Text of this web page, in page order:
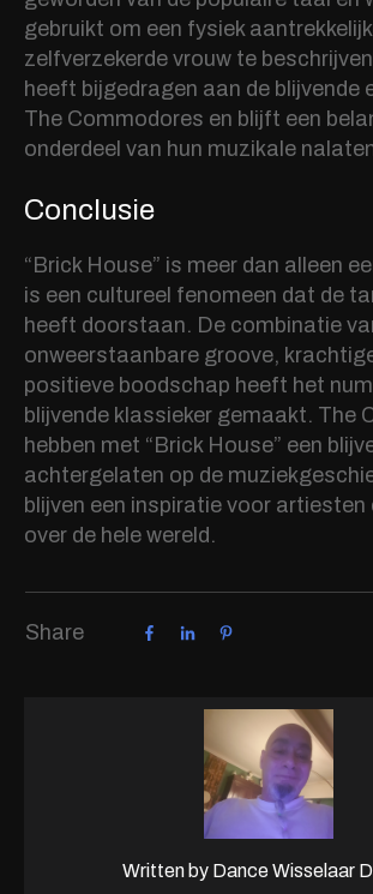
gebruikt om een fysiek
zelfverzekerde vrouw te
heeft bijgedragen aan de blijvende
The Commodores en blijft een
onderdeel van hun muzikale
Conclusie
“Brick House” is meer dan alleen
is een cultureel fenomeen dat de
heeft doorstaan. De combinatie
onweerstaanbare groove,
positieve boodschap heeft het
blijvende klassieker gemaakt. The
hebben met “Brick House” een
achtergelaten op de
blijven een inspiratie voor
over de hele wereld.
Share
Written by Dance Wisselaar